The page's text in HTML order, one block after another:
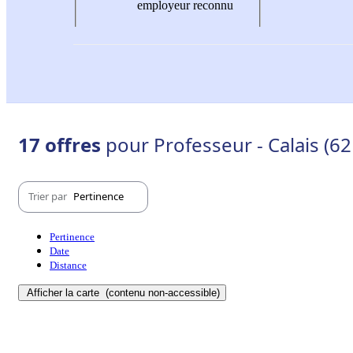
employeur reconnu
17 offres pour Professeur - Calais
Trier par Pertinence
Pertinence
Date
Distance
Afficher la carte (contenu non-accessible)